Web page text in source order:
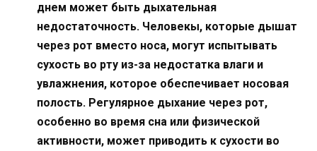
днем может быть дыхательная
недостаточность. Человекы, которые дышат
через рот вместо носа, могут испытывать
сухость во рту из-за недостатка влаги и
увлажнения, которое обеспечивает носовая
полость. Регулярное дыхание через рот,
особенно во время сна или физической
активности, может приводить к сухости во